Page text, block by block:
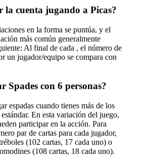
la cuenta jugando a Picas?
en la forma se puntúa, y el
más común generalmente
Al final de cada , el número de
un jugador/equipo se compara con
Spades con 6 personas?
espadas cuando tienes más de los
En esta variación del juego,
participar en la acción. Para
par de cartas para cada jugador,
(102 cartas, 17 cada uno) o
(108 cartas, 18 cada uno).